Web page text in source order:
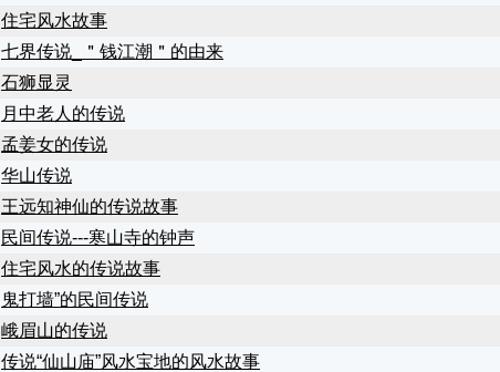
住宅风水故事
七界传说_＂钱江潮＂的由来
石狮显灵
月中老人的传说
孟姜女的传说
华山传说
王远知神仙的传说故事
民间传说---寒山寺的钟声
住宅风水的传说故事
鬼打墙”的民间传说
峨眉山的传说
传说“仙山庙”风水宝地的风水故事